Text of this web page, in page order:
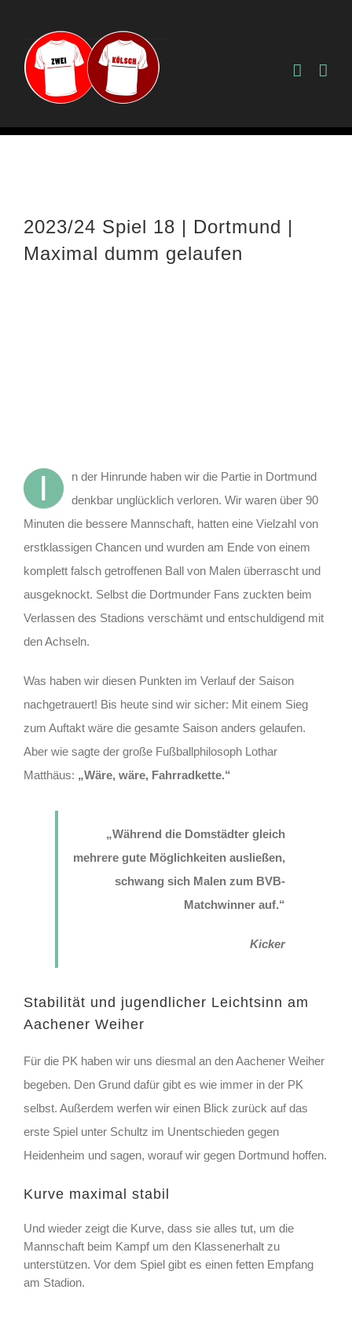
springen
2023/24 Spiel 18 | Dortmund |
Maximal dumm gelaufen
I
n der Hinrunde haben wir die Partie in Dortmund
denkbar unglücklich verloren. Wir waren über 90
Minuten die bessere Mannschaft, hatten eine Vielzahl von
erstklassigen Chancen und wurden am Ende von einem
komplett falsch getroffenen Ball von Malen überrascht und
ausgeknockt. Selbst die Dortmunder Fans zuckten beim
Verlassen des Stadions verschämt und entschuldigend mit
den Achseln.
Was haben wir diesen Punkten im Verlauf der Saison
nachgetrauert! Bis heute sind wir sicher: Mit einem Sieg
zum Auftakt wäre die gesamte Saison anders gelaufen.
Aber wie sagte der große Fußballphilosoph Lothar
Matthäus: „Wäre, wäre, Fahrradkette.“
„Während die Domstädter gleich
mehrere gute Möglichkeiten ausließen,
schwang sich Malen zum BVB-
Matchwinner auf.“
Kicker
Stabilität und jugendlicher Leichtsinn am
Aachener Weiher
Für die PK haben wir uns diesmal an den Aachener Weiher
begeben. Den Grund dafür gibt es wie immer in der PK
selbst. Außerdem werfen wir einen Blick zurück auf das
erste Spiel unter Schultz im Unentschieden gegen
Heidenheim und sagen, worauf wir gegen Dortmund hoffen.
Kurve maximal stabil
Und wieder zeigt die Kurve, dass sie alles tut, um die
Mannschaft beim Kampf um den Klassenerhalt zu
unterstützen. Vor dem Spiel gibt es einen fetten Empfang
am Stadion.